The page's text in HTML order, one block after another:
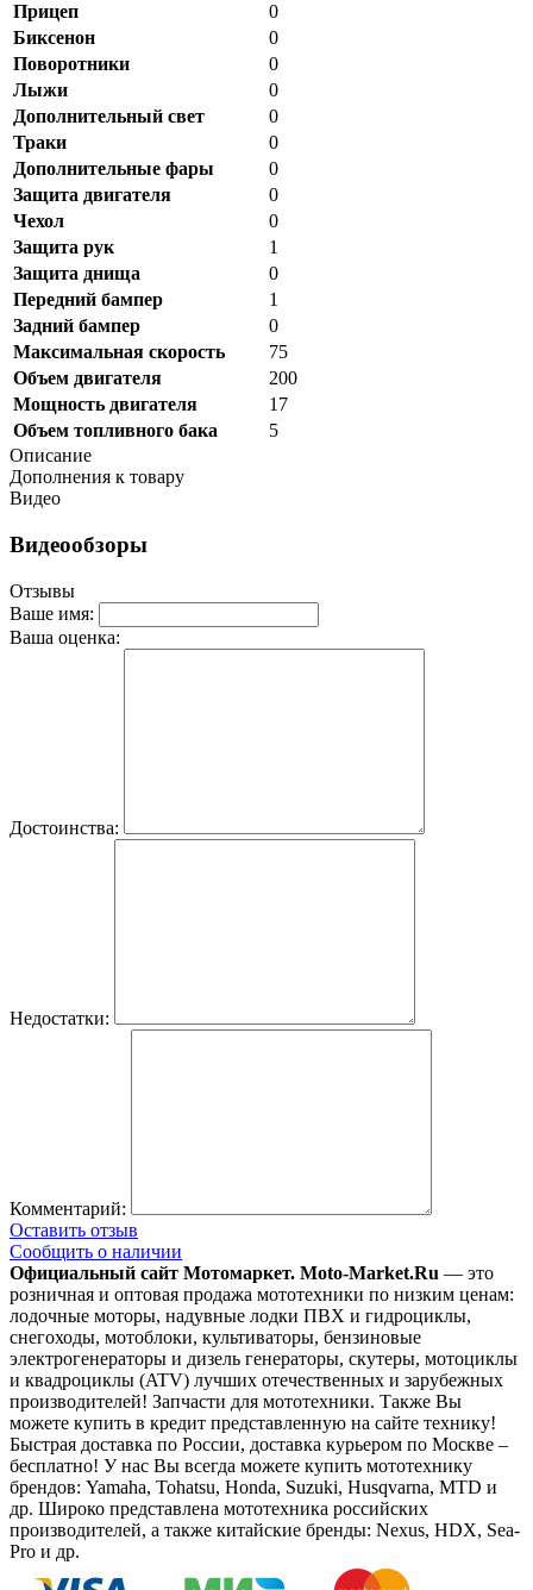
Прицеп
0
Биксенон
0
Поворотники
0
Лыжи
0
Дополнительный свет
0
Траки
0
Дополнительные фары
0
Защита двигателя
0
Чехол
0
Защита рук
1
Защита днища
0
Передний бампер
1
Задний бампер
0
Максимальная скорость
75
Объем двигателя
200
Мощность двигателя
17
Объем топливного бака
5
Описание
Дополнения к товару
Видео
Видеообзоры
Отзывы
Ваше имя:
Ваша оценка:
Достоинства:
Недостатки:
Комментарий:
Оставить отзыв
Сообщить о наличии
Официальный сайт Мотомаркет. Moto-Market.Ru — это
розничная и оптовая продажа мототехники по низким ценам:
лодочные моторы, надувные лодки ПВХ и гидроциклы,
снегоходы, мотоблоки, культиваторы, бензиновые
электрогенераторы и дизель генераторы, скутеры, мотоциклы
и квадроциклы (ATV) лучших отечественных и зарубежных
производителей! Запчасти для мототехники. Также Вы
можете купить в кредит представленную на сайте технику!
Быстрая доставка по России, доставка курьером по Москве –
бесплатно! У нас Вы всегда можете купить мототехнику
брендов: Yamaha, Tohatsu, Honda, Suzuki, Husqvarna, MTD и
др. Широко представлена мототехника российских
производителей, а также китайские бренды: Nexus, HDX, Sea-
Pro и др.